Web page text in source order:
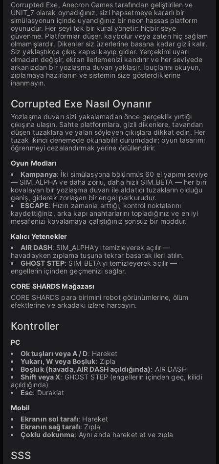
Corrupted Exe, Anecron Games tarafından geliştirilen ve
UNIT_7 olarak oynadığınız, sizi hapsetmeye kararlı bir
simülasyonun içinde uyandığınız bir neon hassas platform
oyunudur. Her şeyi tek bir kural yönetir: hiçbir şeye
güvenme. Platformlar düşer, kaybolur veya zaten hiç sağlam
olmamışlardır. Dikenler siz üzerlerine basana kadar gizli kalır.
Siz yaklaştıkça çıkış kapısı kayıp gider. Yerçekimi uyarı
olmadan değişir, ekran ilerlemenizi kandırır ve her seviyede
arkanızdan bir yozlaşma duvarı yaklaşır. İpuçlarını okuyun,
zıplamaya hazırlanın ve sistemin size gösterdiklerine
inanmayın.
Corrupted Exe Nasıl Oynanır
Yozlaşma duvarı sizi yakalamadan önce gerçeklik yırtığı
çıkışına ulaşın. Sahte platformlara, gizli dikenlere, tavandan
düşen tuzaklara ve yalan söyleyen çıkışlara dikkat edin. Her
tuzak ikinci denemede okunabilir durumdadır; oyun tasarımı
öğrenmeyi cezalandırmak yerine ödüllendirir.
Oyun Modları
Kampanya: İki simülasyona bölünmüş 60 el yapımı seviye
— SIM_ALPHA ve daha zorlu, daha hızlı SIM_BETA — her biri
kovalayan bir yozlaşma duvarı ile aldatıcı tuzakların olduğu
geniş, giderek zorlaşan bir engel parkurudur.
ESCAPE: Hızın zamanla arttığı, kontrol noktalarını
kaydettiğiniz, arka kapı anahtarlarını topladığınız ve en iyi
mesafenizi kovalamaya çalıştığınız sonsuz bir moddur.
Kalıcı Yetenekler
AIR DASH: SIM_ALPHA'yı temizleyerek açılır —
havadayken zıplama tuşuna tekrar basarak ileri atılın.
GHOST STEP: SIM_BETA'yı temizleyerek açılır —
engellerin içinden geçmenizi sağlar.
CORE SHARDS Mağazası
CORE SHARDS para birimini robot görünümlerine, ölüm
efektlerine ve arkadaki izlere harcayın.
Kontroller
PC
Ok tuşları veya A / D: Hareket
Yukarı, W veya Boşluk: Zıpla
Boşluk (havada, AIR DASH açıldığında): AIR DASH
Shift veya X: GHOST STEP (engellerin içinden geç, kilidi
açıldığında)
Esc: Duraklat
Mobil
Ekranın sol tarafı: Hareket
Ekranın sağ tarafı: Zıpla
Çoklu dokunma: Aynı anda hareket et ve zıpla
SSS